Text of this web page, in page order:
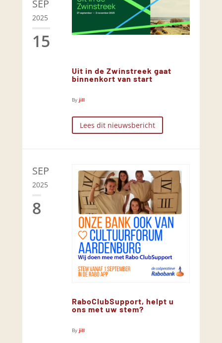
SEP
2025
15
Uit in de Zwinstreek gaat
binnenkort van start
By jill
Lees dit nieuwsbericht
SEP
2025
8
RaboClubSupport, helpt u
ons met uw stem?
By jill